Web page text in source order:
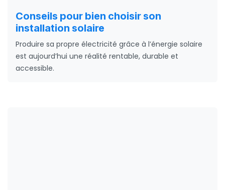
Conseils pour bien choisir son
installation solaire
Produire sa propre électricité grâce à l’énergie solaire
est aujourd’hui une réalité rentable, durable et
accessible.